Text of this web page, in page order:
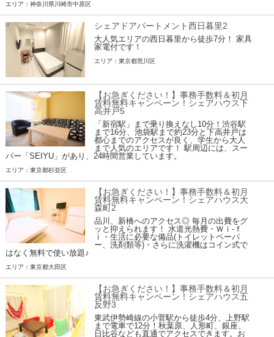
エリア：神奈川県川崎市中原区
シェアドアパートメント西日暮里2
大人気エリアの西日暮里から徒歩7分！ 家具
家電付です！
エリア：東京都荒川区
【お急ぎください！】事務手数料＆初月
賃料無料キャンペーン！シェアハウス下
高井戸5
「新宿駅」まで乗り換えなし10分！渋谷駅
まで16分、池袋駅まで約23分と下高井戸は
都心までのアクセスが良く、学生から大人
まで人気のエリアです！ 駅周辺には、スー
パー「SEIYU」があり、24時間営業しています。
エリア：東京都杉並区
【お急ぎください！】事務手数料＆初月
賃料無料キャンペーン！シェアハウス大
森町2
品川、新橋へのアクセス◎ 毎月の出費をグ
ッと抑えられます！ 水道光熱費・Ｗｉ-ｆ
ｉ・生活に必要な備品(トイレットペーパ
ー、洗剤類等)・さらに洗濯機はコイン式で
はなく無料で使い放題♪
エリア：東京都大田区
【お急ぎください！】事務手数料＆初月
賃料無料キャンペーン！シェアハウス五
反野3
東武伊勢崎線の小菅駅から徒歩4分、上野駅
まで電車で12分！秋葉原、人形町、銀座、
日比谷なども直通でアクセスできます。お